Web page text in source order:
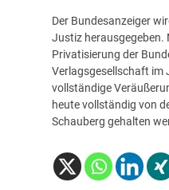
Der Bundesanzeiger
Justiz herausgegeben.
Privatisierung der
Verlagsgesellschaft im
vollständige
heute vollständig von
Schauberg gehalten